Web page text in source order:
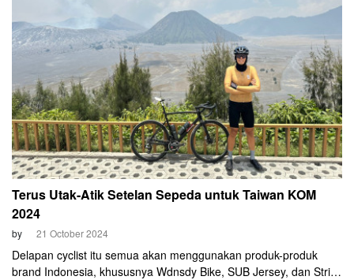
Terus Utak-Atik Setelan Sepeda untuk Taiwan KOM
2024
by 21 October 2024
Delapan cyclist itu semua akan menggunakan produk-produk
brand Indonesia, khususnya Wdnsdy Bike, SUB Jersey, dan Strive